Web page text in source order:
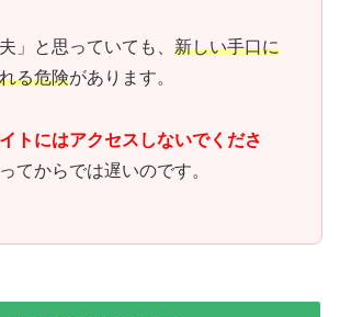
」と思っていても、 新しい手口に
る危険があります。
トにはアクセスしないでくださ
てからでは遅いのです。